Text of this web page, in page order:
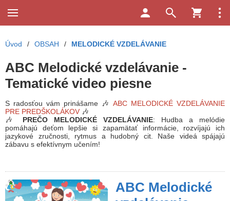
Úvod / OBSAH / MELODICKÉ VZDELÁVANIE
ABC Melodické vzdelávanie -
Tematické video piesne
S radosťou vám prinášame 🎶ABC MELODICKÉ VZDELÁVANIE
PRE PREDŠKOLÁKOV 🎶
🎶 PREČO MELODICKÉ VZDELÁVANIE: Hudba a melódie
pomáhajú deťom lepšie si zapamätať informácie, rozvíjajú ich
jazykové zručnosti, rytmus a hudobný cit. Naše videá spájajú
zábavu s efektívnym učením!
ABC Melodické